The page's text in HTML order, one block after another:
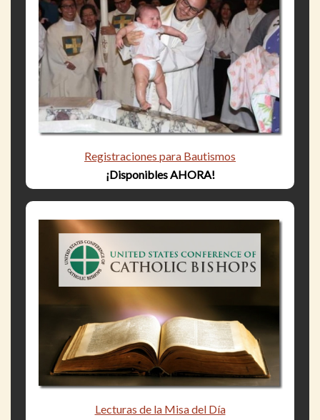
Registraciones para Bautismos
¡Disponibles AHORA!
Lecturas de la Misa del Día